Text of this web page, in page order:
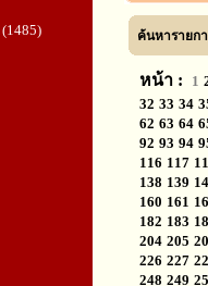
(1485) ค้นหารายก
หน้า : 1
32 33 34
62 63 64
92 93 94
116 117
138 139
160 161
182 183
204 205
226 227
248 249